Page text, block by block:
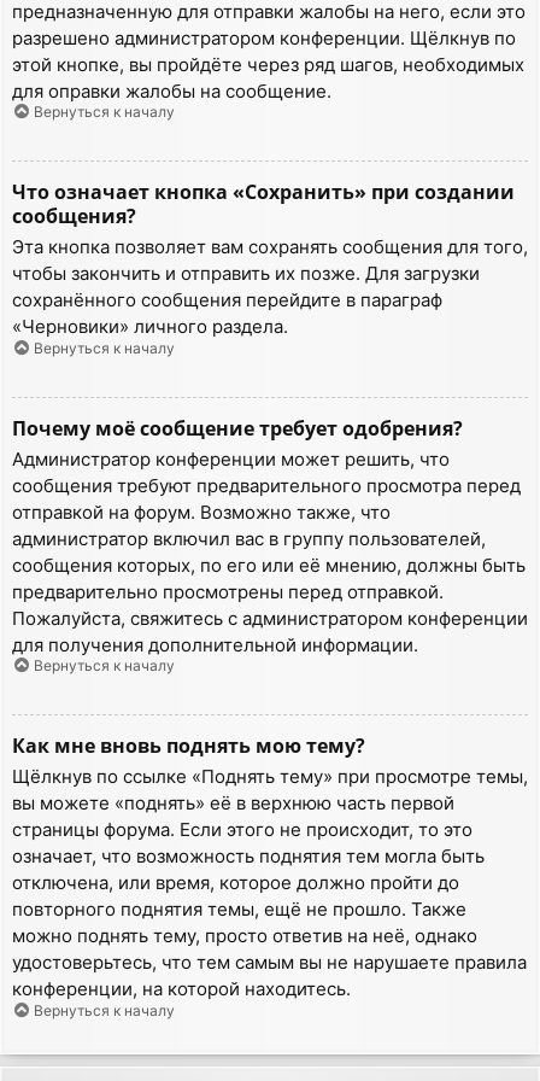
предназначенную для отправки жалобы на него, если это
разрешено администратором конференции. Щёлкнув по
этой кнопке, вы пройдёте через ряд шагов, необходимых
для оправки жалобы на сообщение.
Вернуться к началу
Что означает кнопка «Сохранить» при создании
сообщения?
Эта кнопка позволяет вам сохранять сообщения для того,
чтобы закончить и отправить их позже. Для загрузки
сохранённого сообщения перейдите в параграф
«Черновики» личного раздела.
Вернуться к началу
Почему моё сообщение требует одобрения?
Администратор конференции может решить, что
сообщения требуют предварительного просмотра перед
отправкой на форум. Возможно также, что
администратор включил вас в группу пользователей,
сообщения которых, по его или её мнению, должны быть
предварительно просмотрены перед отправкой.
Пожалуйста, свяжитесь с администратором конференции
для получения дополнительной информации.
Вернуться к началу
Как мне вновь поднять мою тему?
Щёлкнув по ссылке «Поднять тему» при просмотре темы,
вы можете «поднять» её в верхнюю часть первой
страницы форума. Если этого не происходит, то это
означает, что возможность поднятия тем могла быть
отключена, или время, которое должно пройти до
повторного поднятия темы, ещё не прошло. Также
можно поднять тему, просто ответив на неё, однако
удостоверьтесь, что тем самым вы не нарушаете правила
конференции, на которой находитесь.
Вернуться к началу